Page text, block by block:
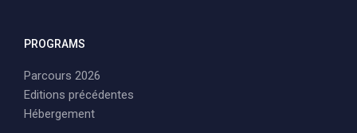
PROGRAMS
Parcours 2026
Editions précédentes
Hébergement